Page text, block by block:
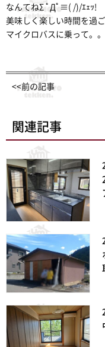
なんてねΣ ﾟДﾟ≡( /)/ｴｪｯ!
美味しく楽しい時間を過ご
マイクロバスに乗って。。
<<前の記事
関連記事